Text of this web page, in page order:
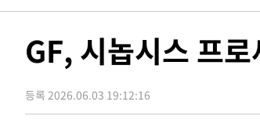
레티코 이적"
-9297초 전 >수도권 40도 육박 '펄펄'…동해안 일부
-8266초 전 >
온열질환 사망자 3명 늘어…누적 환자
-2211초 전 >강릉에 시간당 81.4㎜ 물폭탄…도로 잠
28분 전 >백운산서 80년근 천종산삼 9뿌리 발견…
GF, 시놉시스 프
등록 2026.06.03 19:12:16